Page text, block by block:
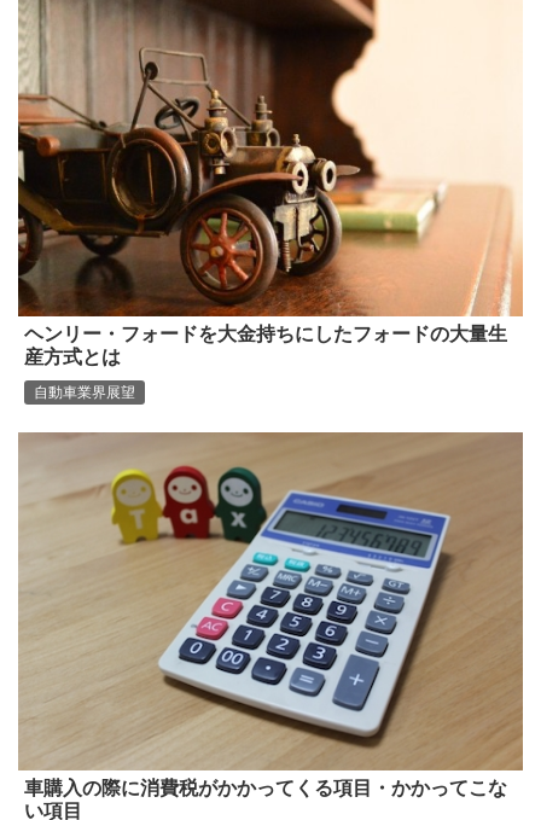
ヘンリー・フォードを大金持ちにしたフォードの大量生
産方式とは
自動車業界展望
車購入の際に消費税がかかってくる項目・かかってこな
い項目